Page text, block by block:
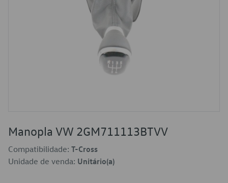
Manopla VW 2GM711113BTVV
Compatibilidade: T-Cross
Unidade de venda: Unitário(a)